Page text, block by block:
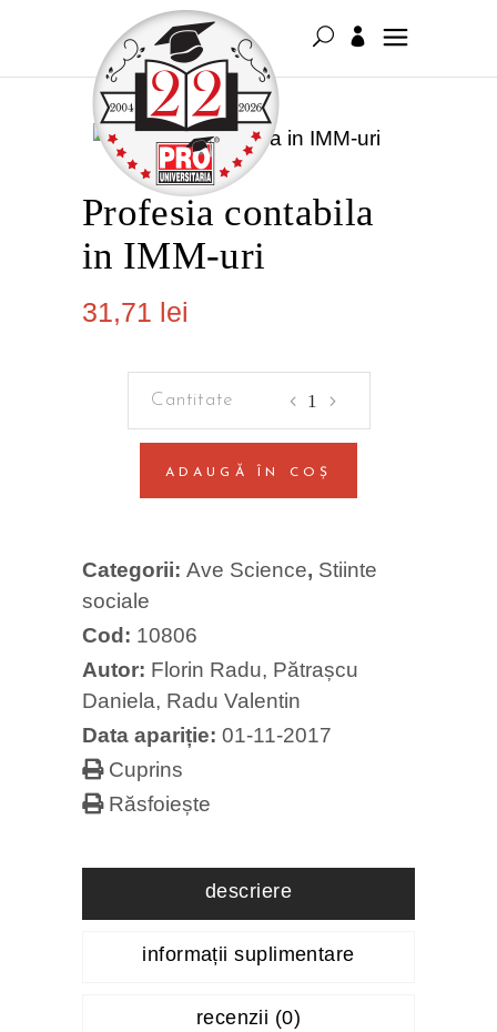
Profesia contabila
in IMM-uri
31,71 lei
in
IMM-
ADAUGĂ ÎN COȘ
Categorii: Ave Science, Stiinte
sociale
Cod: 10806
Autor: Florin Radu, Pătrașcu
Daniela, Radu Valentin
Data apariție: 01-11-2017
Cuprins
Răsfoiește
descriere
informații suplimentare
recenzii (0)